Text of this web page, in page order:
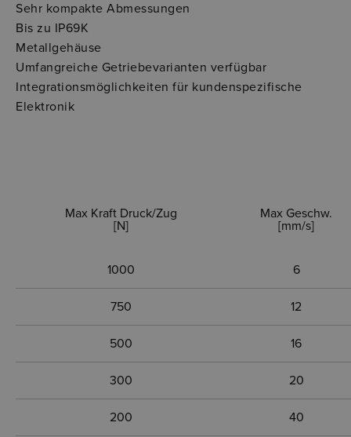
Sehr kompakte Abmessungen
​​​​​​​Bis zu IP69K
Metallgehäuse
Umfangreiche Getriebevarianten verfügbar
Integrationsmöglichkeiten für kundenspezifische
Elektronik
Max Kraft Druck/Zug
[N]
Max Geschw.
[mm/s]
1000 6
750 12
500 16
300 20
200 40